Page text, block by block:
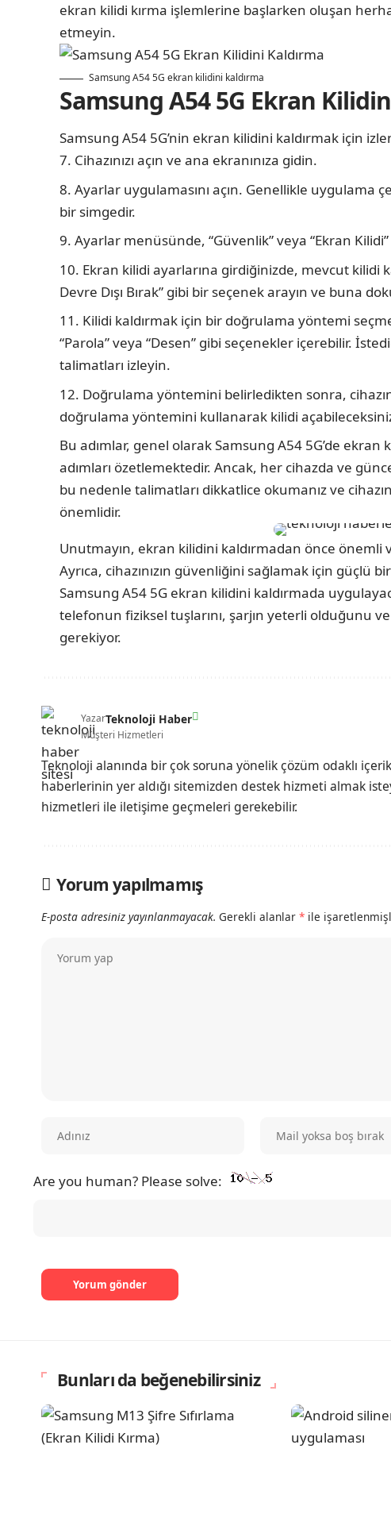
ekran kilidi kırma işlemlerine başlarken oluşan
etmeyin.
Samsung A54 5G ekran kilidini kaldırma
Samsung A54 5G Ekran
Samsung A54 5G’nin ekran kilidini kaldırmak için
Cihazınızı açın ve ana ekranınıza gidin.
Ayarlar uygulamasını açın. Genellikle uygulama
bir simgedir.
Ayarlar menüsünde, “Güvenlik” veya “Ekran
Ekran kilidi ayarlarına girdiğinizde, mevcut kilidi
Devre Dışı Bırak” gibi bir seçenek arayın ve buna
Kilidi kaldırmak için bir doğrulama yöntemi
“Parola” veya “Desen” gibi seçenekler içerebilir.
talimatları izleyin.
Doğrulama yöntemini belirledikten sonra,
doğrulama yöntemini kullanarak kilidi
Bu adımlar, genel olarak Samsung A54 5G’de
adımları özetlemektedir. Ancak, her cihazda ve
bu nedenle talimatları dikkatlice okumanız ve
önemlidir.
Unutmayın, ekran kilidini kaldırmadan önce
Ayrıca, cihazınızın güvenliğini sağlamak için güçlü
Samsung A54 5G ekran kilidini kaldırmada
telefonun fiziksel tuşlarını, şarjın yeterli olduğunu
gerekiyor.
YazarTeknoloji Haber
Müşteri Hizmetleri
Teknoloji alanında bir çok soruna yönelik çözüm odaklı
haberlerinin yer aldığı sitemizden destek hizmeti almak
hizmetleri ile iletişime geçmeleri gerekebilir.
Yorum yapılmamış
E-posta adresiniz yayınlanmayacak. Gerekli alanlar * ile
Are you human? Please solve:
Bunları da beğenebilirsiniz